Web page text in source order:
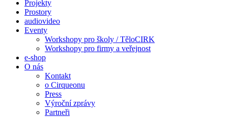
Projekty
Prostory
audiovideo
Eventy
Workshopy pro školy / TěloCIRK
Workshopy pro firmy a veřejnost
e-shop
O nás
Kontakt
o Cirqueonu
Press
Výroční zprávy
Partneři